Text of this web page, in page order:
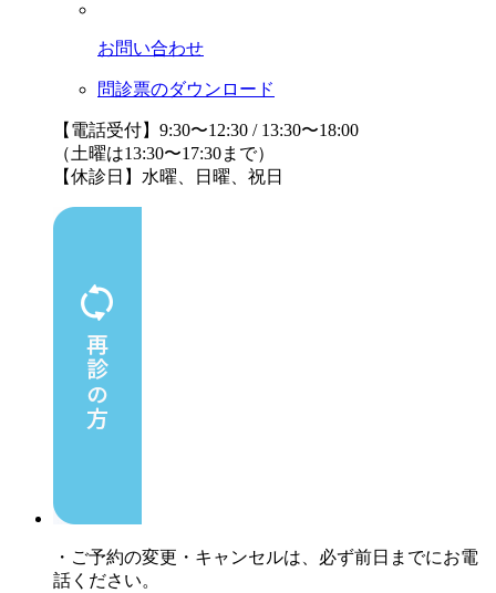
お問い合わせ
問診票のダウンロード
【電話受付】9:30〜12:30 / 13:30〜18:00
（土曜は13:30〜17:30まで）
【休診日】水曜、日曜、祝日
・ご予約の変更・キャンセルは、必ず前日までにお電
話ください。